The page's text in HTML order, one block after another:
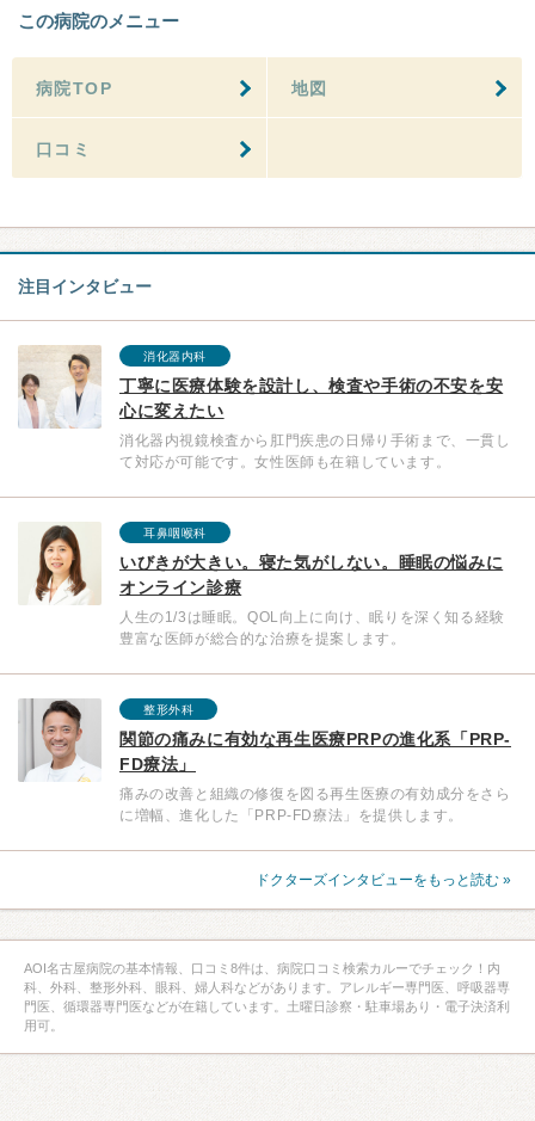
この病院のメニュー
病院TOP 地図
口コミ
注目インタビュー
消化器内科
丁寧に医療体験を設計し、検査や手術の不安を安
心に変えたい
消化器内視鏡検査から肛門疾患の日帰り手術まで、一貫し
て対応が可能です。女性医師も在籍しています。
耳鼻咽喉科
いびきが大きい。寝た気がしない。睡眠の悩みに
オンライン診療
人生の1/3は睡眠。QOL向上に向け、眠りを深く知る経験
豊富な医師が総合的な治療を提案します。
整形外科
関節の痛みに有効な再生医療PRPの進化系「PRP-
FD療法」
痛みの改善と組織の修復を図る再生医療の有効成分をさら
に増幅、進化した「PRP-FD療法」を提供します。
ドクターズインタビューをもっと読む »
AOI名古屋病院の基本情報、口コミ8件は、病院口コミ検索カルーでチェック！内
科、外科、整形外科、眼科、婦人科などがあります。アレルギー専門医、呼吸器専
門医、循環器専門医などが在籍しています。土曜日診察・駐車場あり・電子決済利
用可。